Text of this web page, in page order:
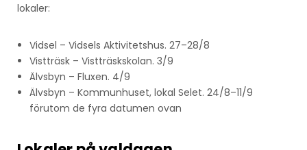
lokaler:
Vidsel – Vidsels Aktivitetshus. 27–28/8
Vistträsk – Vistträskskolan. 3/9
Älvsbyn – Fluxen. 4/9
Älvsbyn – Kommunhuset, lokal Selet. 24/8–11/9
förutom de fyra datumen ovan